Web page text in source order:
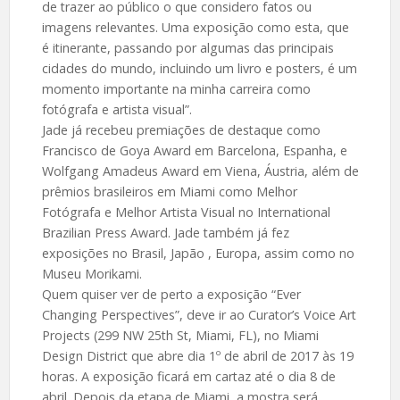
de trazer ao público o que considero fatos ou
imagens relevantes. Uma exposição como esta, que
é itinerante, passando por algumas das principais
cidades do mundo, incluindo um livro e posters, é um
momento importante na minha carreira como
fotógrafa e artista visual”.
Jade já recebeu premiações de destaque como
Francisco de Goya Award em Barcelona, Espanha, e
Wolfgang Amadeus Award em Viena, Áustria, além de
prêmios brasileiros em Miami como Melhor
Fotógrafa e Melhor Artista Visual no International
Brazilian Press Award. Jade também já fez
exposições no Brasil, Japão , Europa, assim como no
Museu Morikami.
Quem quiser ver de perto a exposição “Ever
Changing Perspectives”, deve ir ao Curator’s Voice Art
Projects (299 NW 25th St, Miami, FL), no Miami
Design District que abre dia 1º de abril de 2017 às 19
horas. A exposição ficará em cartaz até o dia 8 de